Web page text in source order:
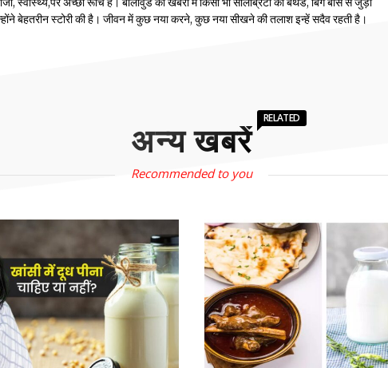
बेहतरीन स्टोरी की है। जीवन में कुछ नया करने, कुछ नया सीखने की तलाश इन्हें सदैव रहती है।
अन्य खबरें
RELATED
Recommended to you